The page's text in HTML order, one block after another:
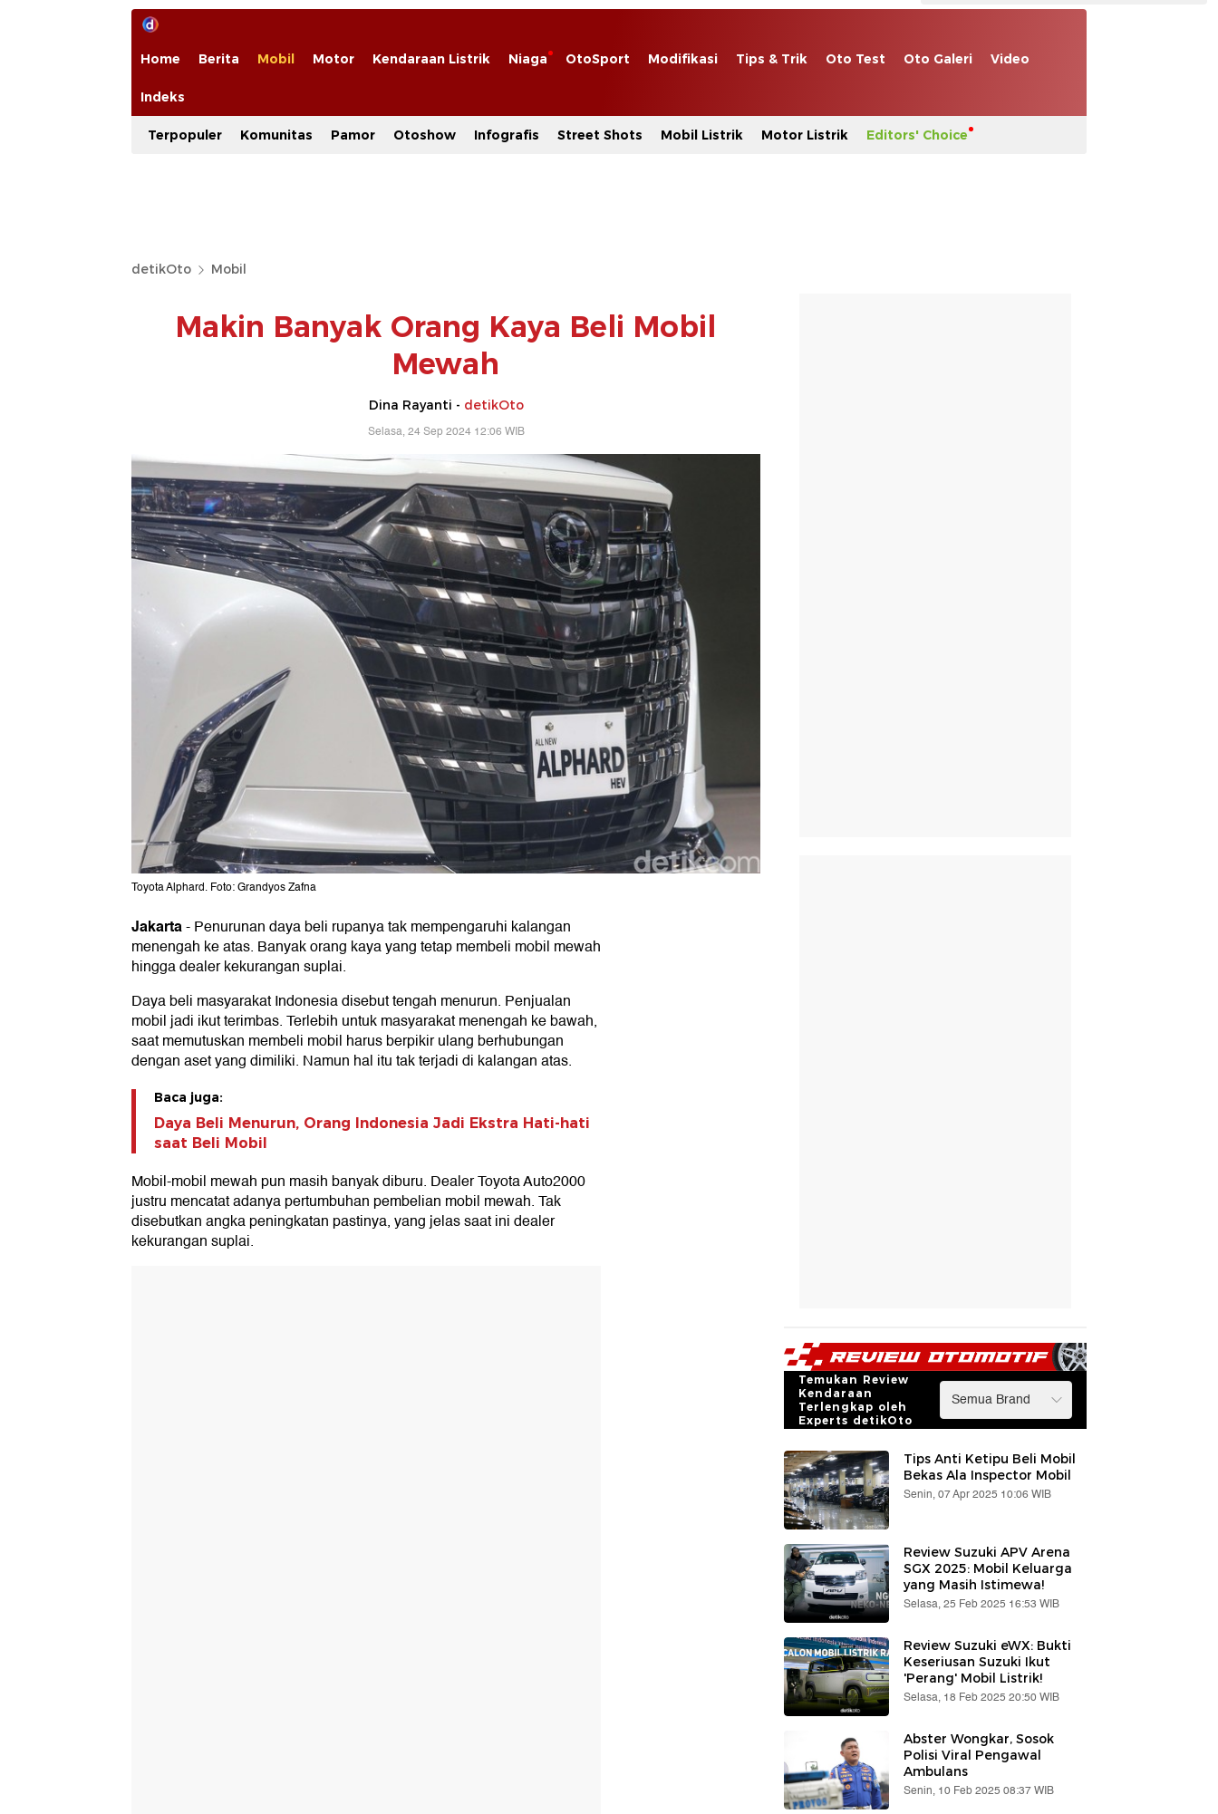
Home Berita Mobil Motor Kendaraan Listrik Niaga OtoSport Modifikasi Tips & Trik Oto Test Oto Galeri Video
Indeks
Terpopuler Komunitas Pamor Otoshow Infografis Street Shots Mobil Listrik Motor Listrik Editors' Choice
detikOto Mobil
Makin Banyak Orang Kaya Beli Mobil
Mewah
Dina Rayanti - detikOto
Selasa, 24 Sep 2024 12:06 WIB
Toyota Alphard. Foto: Grandyos Zafna
Jakarta-Penurunan daya beli rupanya tak mempengaruhi kalangan
menengah ke atas. Banyak orang kaya yang tetap membeli mobil mewah
hingga dealer kekurangan suplai.
Daya beli masyarakat Indonesia disebut tengah menurun. Penjualan
mobil jadi ikut terimbas. Terlebih untuk masyarakat menengah ke bawah,
saat memutuskan membeli mobil harus berpikir ulang berhubungan
dengan aset yang dimiliki. Namun hal itu tak terjadi di kalangan atas.
Baca juga:
Daya Beli Menurun, Orang Indonesia Jadi Ekstra Hati-hati
saat Beli Mobil
Mobil-mobil mewah pun masih banyak diburu. Dealer Toyota Auto2000
justru mencatat adanya pertumbuhan pembelian mobil mewah. Tak
disebutkan angka peningkatan pastinya, yang jelas saat ini dealer
kekurangan suplai.
Temukan Review
Kendaraan
Terlengkap oleh
Experts detikOto
Tips Anti Ketipu Beli Mobil
Bekas Ala Inspector Mobil
Senin, 07 Apr 2025 10:06 WIB
Review Suzuki APV Arena
SGX 2025: Mobil Keluarga
yang Masih Istimewa!
Selasa, 25 Feb 2025 16:53 WIB
Review Suzuki eWX: Bukti
Keseriusan Suzuki Ikut
'Perang' Mobil Listrik!
Selasa, 18 Feb 2025 20:50 WIB
Abster Wongkar, Sosok
Polisi Viral Pengawal
Ambulans
Senin, 10 Feb 2025 08:37 WIB